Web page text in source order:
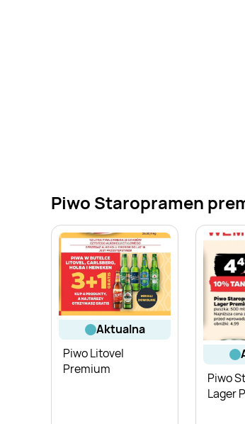
Piwo Staropramen
aktualna
Piwo Litovel
Premium
Piwo
Lager